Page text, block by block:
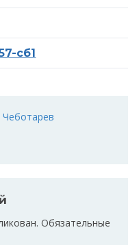
сб1
Обязательные